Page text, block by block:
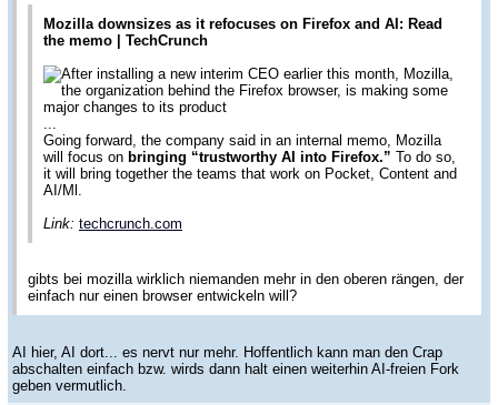
Mozilla downsizes as it refocuses on Firefox and AI: Read
the memo | TechCrunch
After installing a new interim CEO earlier this month, Mozilla,
the organization behind the Firefox browser, is making some
major changes to its product
Going forward, the company said in an internal memo, Mozilla
will focus on bringing “trustworthy AI into Firefox.” To do so,
it will bring together the teams that work on Pocket, Content and
AI/Ml.
Link: techcrunch.com
gibts bei mozilla wirklich niemanden mehr in den oberen rängen, der
einfach nur einen browser entwickeln will?
AI hier, AI dort... es nervt nur mehr. Hoffentlich kann man den Crap
abschalten einfach bzw. wirds dann halt einen weiterhin AI-freien Fork
geben vermutlich.